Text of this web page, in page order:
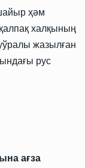
ҳәм
халқының
жазылған
рус
ағза